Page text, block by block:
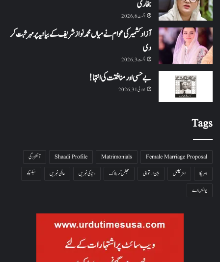
بخاری
اگست 6, 2026
آزاد کشمیر کی عوام نے میاں محمد نواز شریف کے بیانیہ پر مہر ثبت کر
دی
اگست 3, 2026
بے حسی اور منافقت کی انتہا !
جولائی 31, 2026
Tags
Female Marriage Proposal
Matrimonials
Shaadi Profile
آتشزدگی
امریکا
انٹرنیشنل بین الاقوامی جھلس کر ہلاک دنیا کی خبریں عالمی خبریں
میکسیکو
یو ایس اے